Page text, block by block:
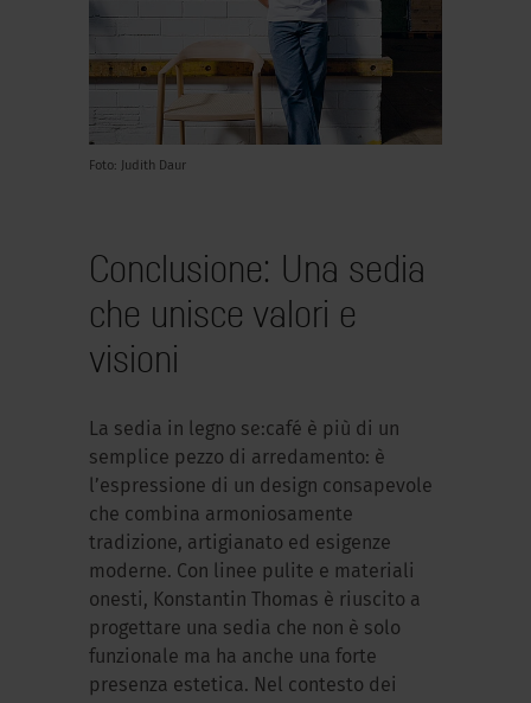
Foto: Judith Daur
Conclusione: Una sedia
che unisce valori e
visioni
La sedia in legno se:café è più di un
semplice pezzo di arredamento: è
l’espressione di un design consapevole
che combina armoniosamente
tradizione, artigianato ed esigenze
moderne. Con linee pulite e materiali
onesti, Konstantin Thomas è riuscito a
progettare una sedia che non è solo
funzionale ma ha anche una forte
presenza estetica. Nel contesto dei